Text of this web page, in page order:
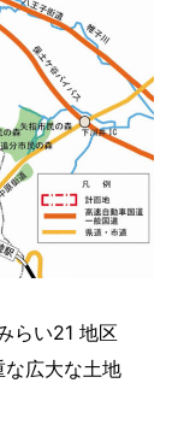
らい21 地区
な広大な土地